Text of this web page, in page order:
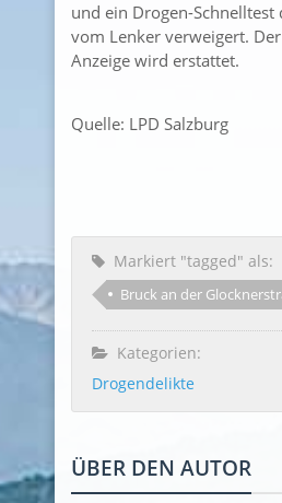
und ein Drogen-
vom Lenker verweigert.
Anzeige wird erstattet.
Quelle: LPD Salzburg
Markiert "tagged" als:
Bruck an der
Kategorien:
Drogendelikte
ÜBER DEN AUTOR